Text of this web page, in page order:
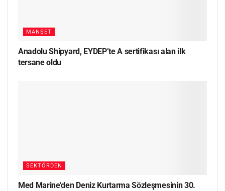
MANŞET
Anadolu Shipyard, EYDEP’te A sertifikası alan ilk
tersane oldu
SEKTÖRDEN
Med Marine’den Deniz Kurtarma Sözleşmesinin 30.